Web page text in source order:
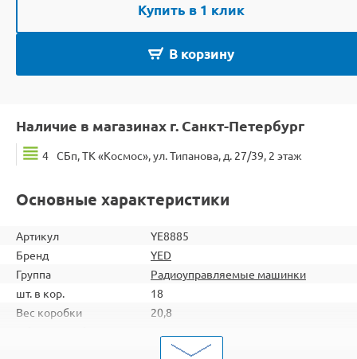
Купить в 1 клик
В корзину
Наличие в магазинах г. Санкт-Петербург
4 СБп, ТК «Космос», ул. Типанова, д. 27/39, 2 этаж
Основные характеристики
Артикул
YE8885
Бренд
YED
Группа
Радиоуправляемые машинки
шт. в кор.
18
Вес коробки
20,8
2000000044002